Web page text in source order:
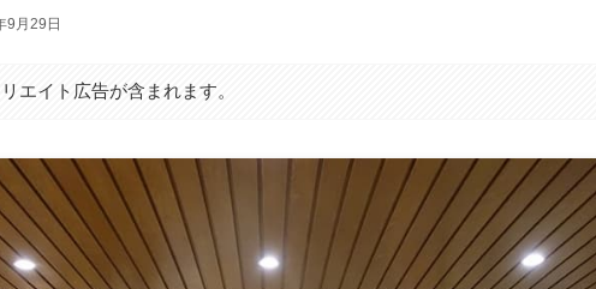
9月29日
エイト広告が含まれます。